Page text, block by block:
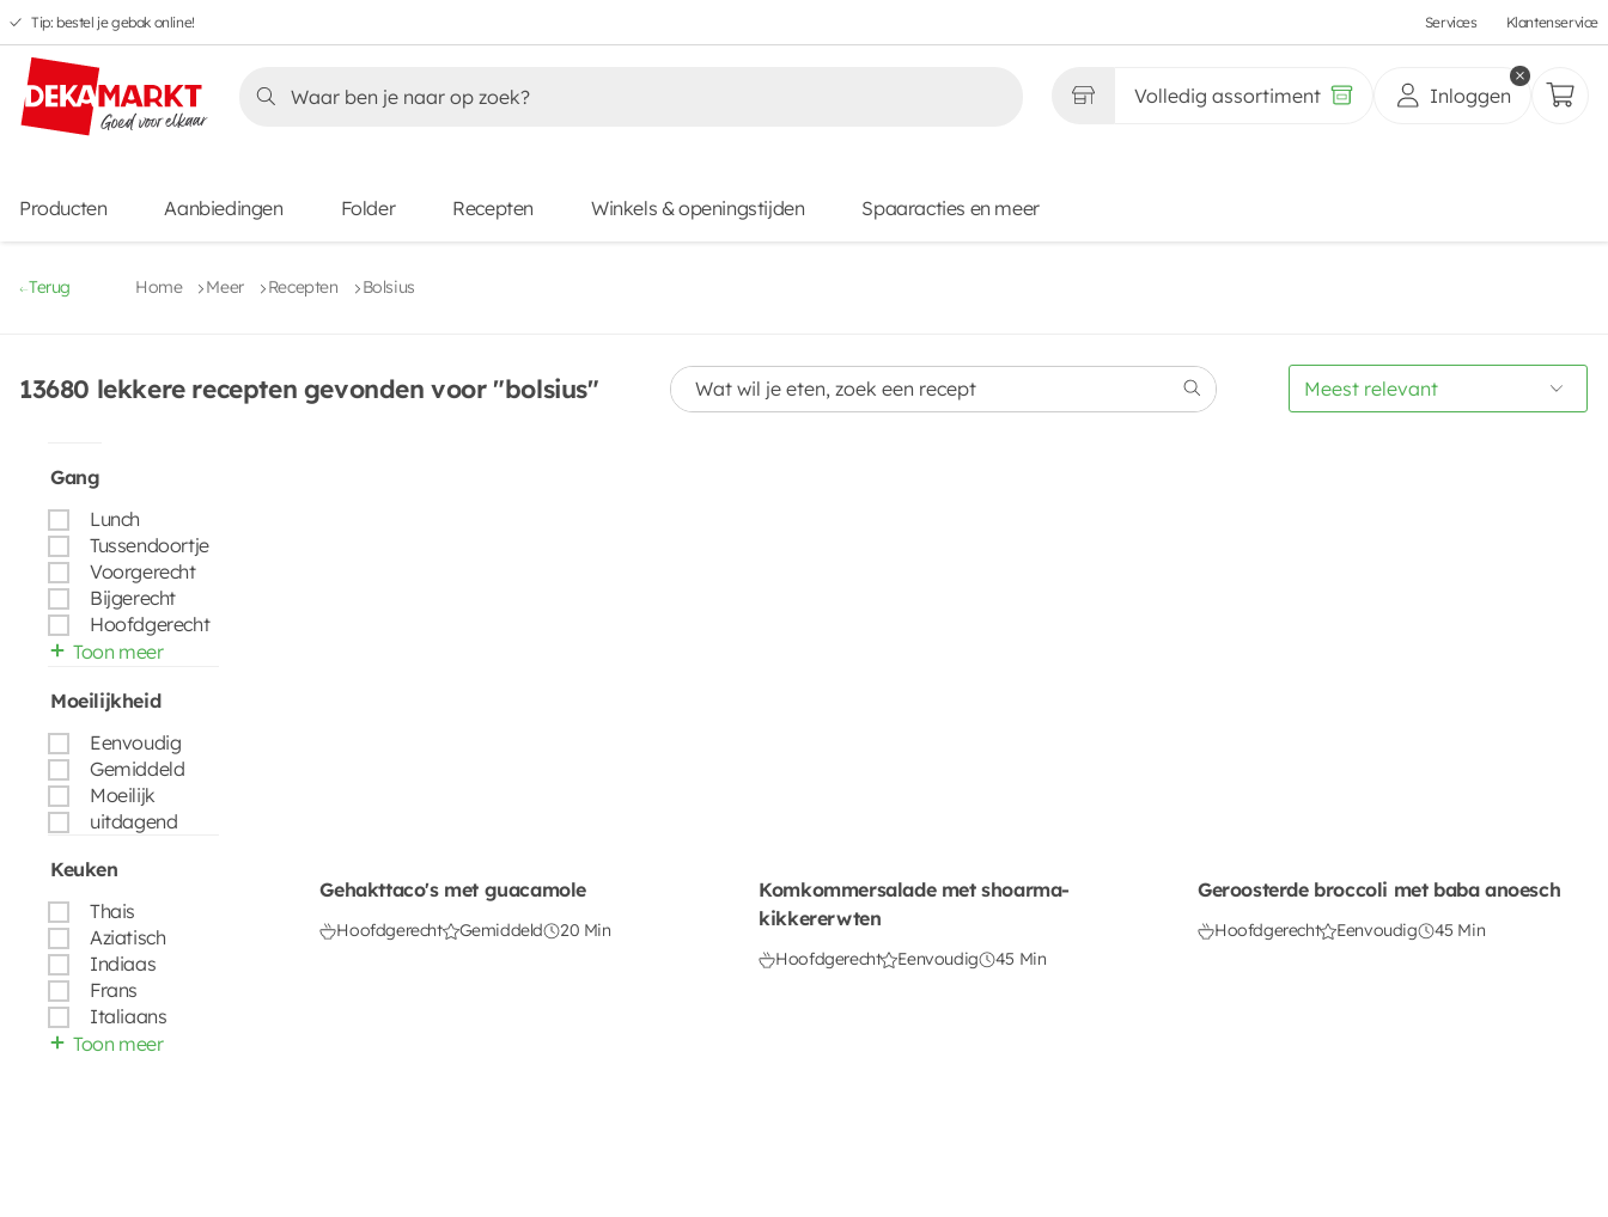
Overslaan
naar
hoofdnavigatie
Overslaan
naar
hoofdinhoud
Overslaan
naar
voettekstinhoud
Overslaan
naar
aanbiedingen
Tip: bestel je gebak online! Services Klantenservice
Volledig assortiment Inloggen
Producten Aanbiedingen Folder Recepten Winkels & openingstijden Spaaracties en meer
Terug Home Meer Recepten Bolsius
13680 lekkere recepten gevonden voor "bolsius" Wat wil je eten, zoek een recept
Gang
Lunch
Tussendoortje
Voorgerecht
Bijgerecht
Hoofdgerecht
Toon meer
Moeilijkheid
Eenvoudig
Gemiddeld
Moeilijk
uitdagend
Keuken
Thais
Aziatisch
Indiaas
Frans
Italiaans
Toon meer
Gehakttaco's met guacamole
Hoofdgerecht Gemiddeld 20 Min
Komkommersalade met shoarma-
kikkererwten
Hoofdgerecht Eenvoudig 45 Min
Geroosterde broccoli met baba anoesch
Hoofdgerecht Eenvoudig 45 Min